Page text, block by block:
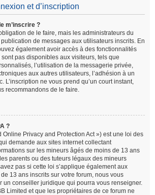
et d’inscription
m’inscrire ?
de le faire, mais les administrateurs du
de messages aux utilisateurs inscrits. En
également avoir accès à des fonctionnalités
pas disponibles aux visiteurs, tels que
l’utilisation de la messagerie privée,
aux autres utilisateurs, l’adhésion à un
L’inscription ne vous prend qu’un court instant,
recommandons de le faire.
?
Online Privacy and Protection Act ») est une loi des
demande aux sites internet collectant
sur les mineurs âgés de moins de 13 ans
parents ou des tuteurs légaux des mineurs
pas si cette loi s’applique également aux
13 ans inscrits sur votre forum, nous vous
un conseiller juridique qui pourra vous renseigner.
Limited et que les propriétaires de ce forum ne